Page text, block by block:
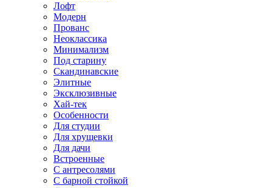
Лофт
Модерн
Прованс
Неоклассика
Минимализм
Под старину
Скандинавские
Элитные
Эксклюзивные
Хай-тек
Особенности
Для студии
Для хрущевки
Для дачи
Встроенные
С антресолями
С барной стойкой